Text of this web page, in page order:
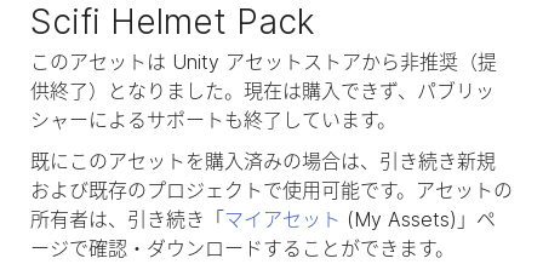
Scifi Helmet Pack
このアセットは Unity アセットストアから非推奨（提
供終了）となりました。現在は購入できず、パブリッ
シャーによるサポートも終了しています。
既にこのアセットを購入済みの場合は、引き続き新規
および既存のプロジェクトで使用可能です。アセットの
所有者は、引き続き「 マイアセット (My Assets)」ペ
ージで確認・ダウンロードすることができます。